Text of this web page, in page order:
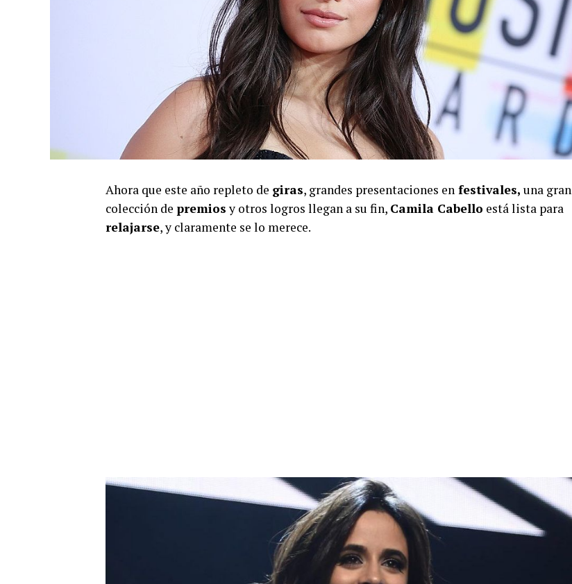
Ahora que este año repleto de giras, grandes presentaciones en festivales, una gran
colección de premiosy otros logros llegan a su fin, Camila Cabello está lista para
relajarse, y claramente se lo merece.